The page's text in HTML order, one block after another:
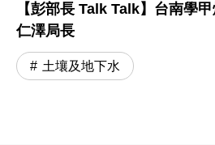
【彭部長 Talk Talk】台南學
仁澤局長
土壤及地下水